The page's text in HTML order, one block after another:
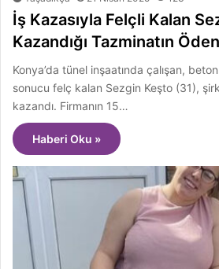
İş Kazasıyla Felçli Kalan
Kazandığı Tazminatın
Konya’da tünel inşaatında çalışan,
sonucu felç kalan Sezgin Keşto (31),
kazandı. Firmanın 15…
Haberi Oku »